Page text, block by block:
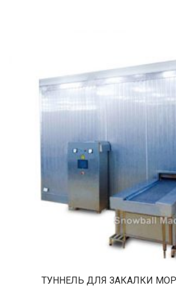
ТУННЕЛЬ ДЛЯ ЗАКАЛКИ